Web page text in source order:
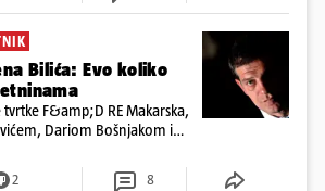
Bilića: Evo koliko
tvrtke F&amp;D RE Makarska,
Dariom Bošnjakom i
a od osnutka nema
2 8